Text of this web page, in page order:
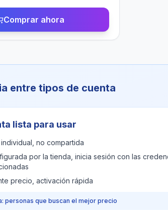
Comprar ahora
entre tipos de cuenta
lista para usar
no compartida
por la tienda, inicia sesión con las
precio, activación rápida
personas que buscan el mejor precio